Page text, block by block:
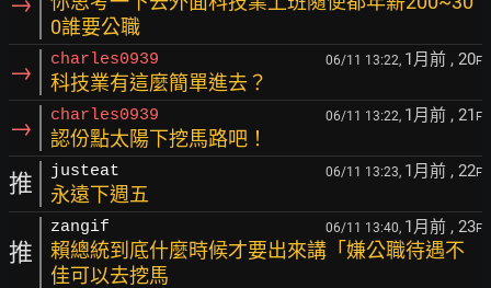
0誰要公職
→ charles0939 06/11 13:22, 1月前 , 20F
科技業有這麼簡單進去？
→ charles0939 06/11 13:22, 1月前 , 21 F
認份點太陽下挖馬路吧！
推 justeat 06/11 13:23, 1月前 , 22F
永遠下週五
推
zangif 06/11 13:40, 1月前 , 23F
賴總統到底什麼時候才要出來講「嫌公職待遇不
佳可以去挖馬